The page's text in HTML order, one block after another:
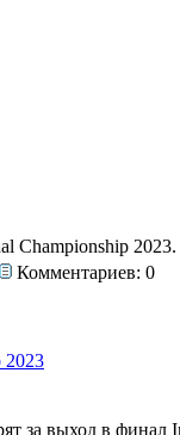
Championship 2023.
Комментариев: 0
2023
за выход в финал